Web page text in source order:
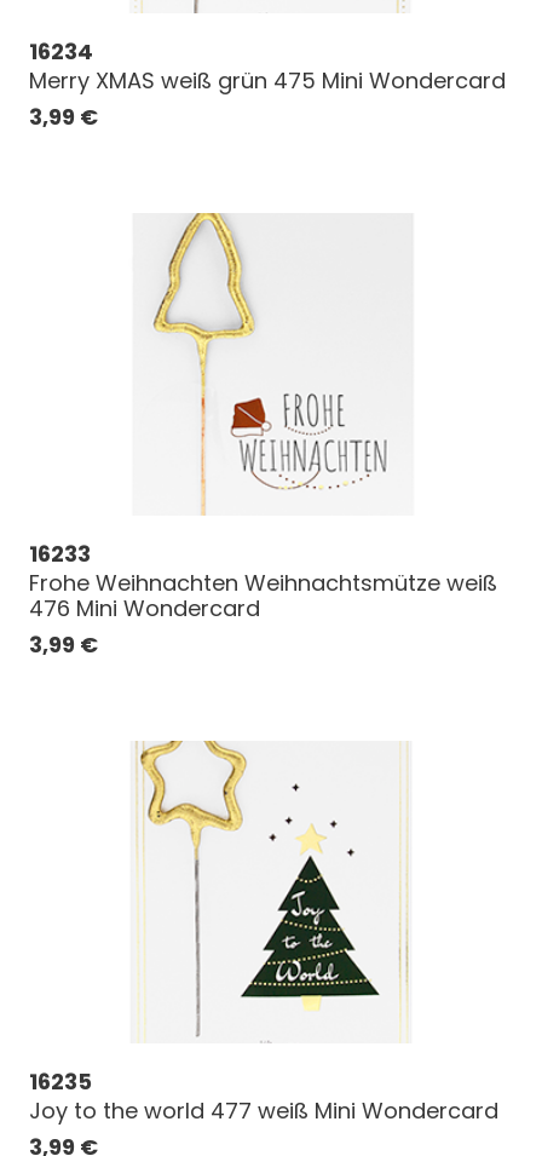
16234
Merry XMAS weiß grün 475 Mini Wondercard
3,99 €
16233
Frohe Weihnachten Weihnachtsmütze weiß
476 Mini Wondercard
3,99 €
16235
Joy to the world 477 weiß Mini Wondercard
3,99 €